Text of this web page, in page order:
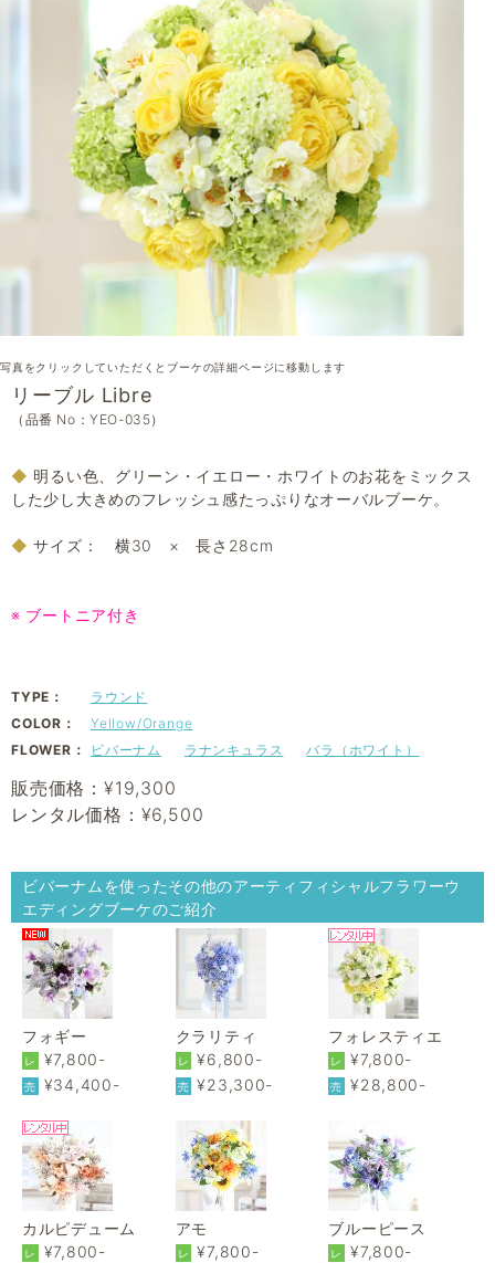
写真をクリックしていただくとブーケの詳細ページに移動します
リーブル Libre
（品番 No：YEO-035）
◆ 明るい色、グリーン・イエロー・ホワイトのお花をミックス
した少し大きめのフレッシュ感たっぷりなオーバルブーケ。
◆サイズ： 横30 × 長さ28cm
※ ブートニア付き
TYPE：
ラウンド
COLOR：
Yellow/Orange
FLOWER：
ビバーナム ラナンキュラス バラ（ホワイト）
販売価格：¥19,300
レンタル価格：¥6,500
ビバーナムを使ったその他のアーティフィシャルフラワーウ
エディングブーケのご紹介
フォギー
レ ¥7,800-
売 ¥34,400-
クラリティ
レ ¥6,800-
売 ¥23,300-
フォレスティエ
レ ¥7,800-
売 ¥28,800-
カルピデューム
レ ¥7,800-
アモ
レ ¥7,800-
ブルーピース
レ ¥7,800-